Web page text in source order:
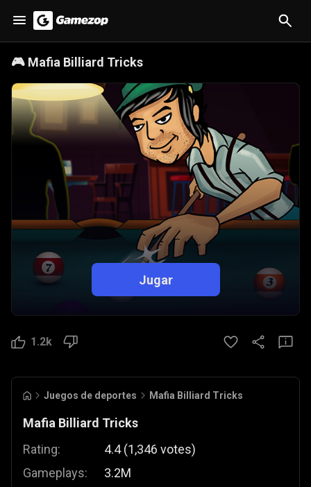
🎮 Mafia Billiard Tricks
Jugar
1.2k
Juegos de deportes Mafia Billiard Tricks
Mafia Billiard Tricks
Rating:
Gameplays:
4.4 (1,346 votes)
3.2M